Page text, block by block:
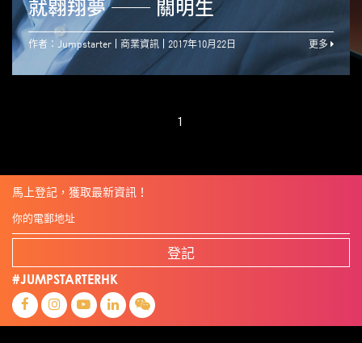
就翱翔夢 ── 關明生
作者：Jumpstarter 商業資訊 2017年10月22日 更多
1
馬上登記，獲取最新資訊！
登記
#JUMPSTARTERHK